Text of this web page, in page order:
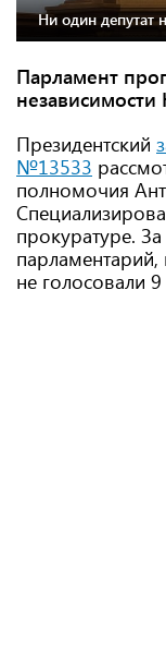
Ни один депутат
Парламент
Президентский
№13533
полномочия
прокуратуре.
не голосовали